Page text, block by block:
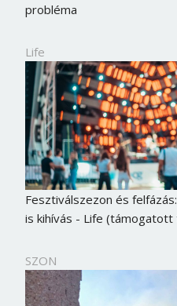
probléma
Life
Fesztiválszezon és
is kihívás - Life (támogatott
SZON